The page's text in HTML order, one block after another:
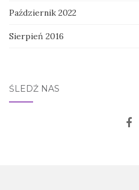
Październik 2022
Sierpień 2016
ŚLEDŹ NAS